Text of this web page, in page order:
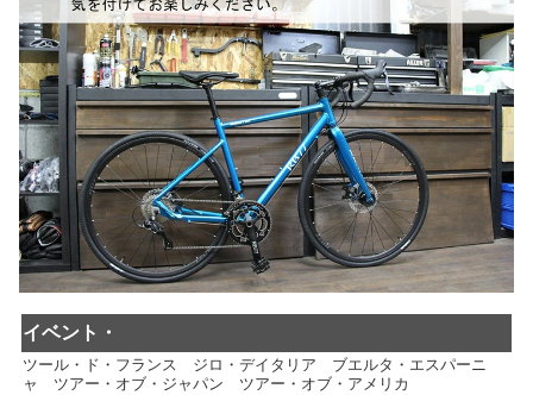
イベント・
ツール・ド・フランス ジロ・デイタリア ブエルタ・エスパーニ
ャ ツアー・オブ・ジャパン ツアー・オブ・アメリカ